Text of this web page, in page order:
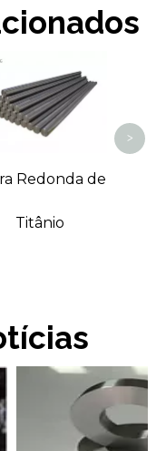
Redonda de
Titânio
>